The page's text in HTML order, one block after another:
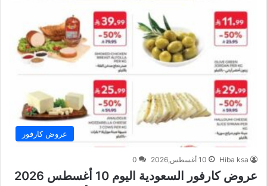
عروض كارفور
Hiba ksa 10 أغسطس,2026 0
عروض كارفور السعودية اليوم 10 أغسطس 2026